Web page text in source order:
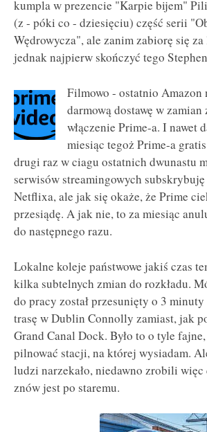
kumpla w prezencie "Karpie bijem"
(z - póki co - dziesięciu) część serii
Wędrowycza", ale zanim zabiorę się
jednak najpierw skończyć tego
Filmowo - ostatnio Amazon
darmową dostawę w zamian
włączenie Prime-a. I nawet
miesiąc tegoż Prime-a
drugi raz w ciagu ostatnich dwunastu
serwisów streamingowych subskrybuję
Netflixa, ale jak się okaże, że Prime
przesiądę. A jak nie, to za miesiąc
do następnego razu.
Lokalne koleje państwowe jakiś czas
kilka subtelnych zmian do rozkładu.
do pracy został przesunięty o 3
trasę w Dublin Connolly zamiast, jak
Grand Canal Dock. Było to o tyle
pilnować stacji, na której wysiadam.
ludzi narzekało, niedawno zrobili
znów jest po staremu.